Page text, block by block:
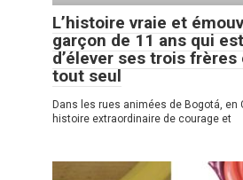
L’histoire vraie et
garçon de 11 ans qui
d’élever ses trois
tout seul
Dans les rues animées de Bogotá, en
histoire extraordinaire de courage et